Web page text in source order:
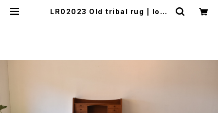
LR02023 Old tribal rug | lool